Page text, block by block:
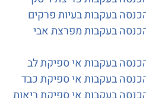
בעיות פרקים
מפרצת אבי
אי ספיקת לב
אי ספיקת כבד